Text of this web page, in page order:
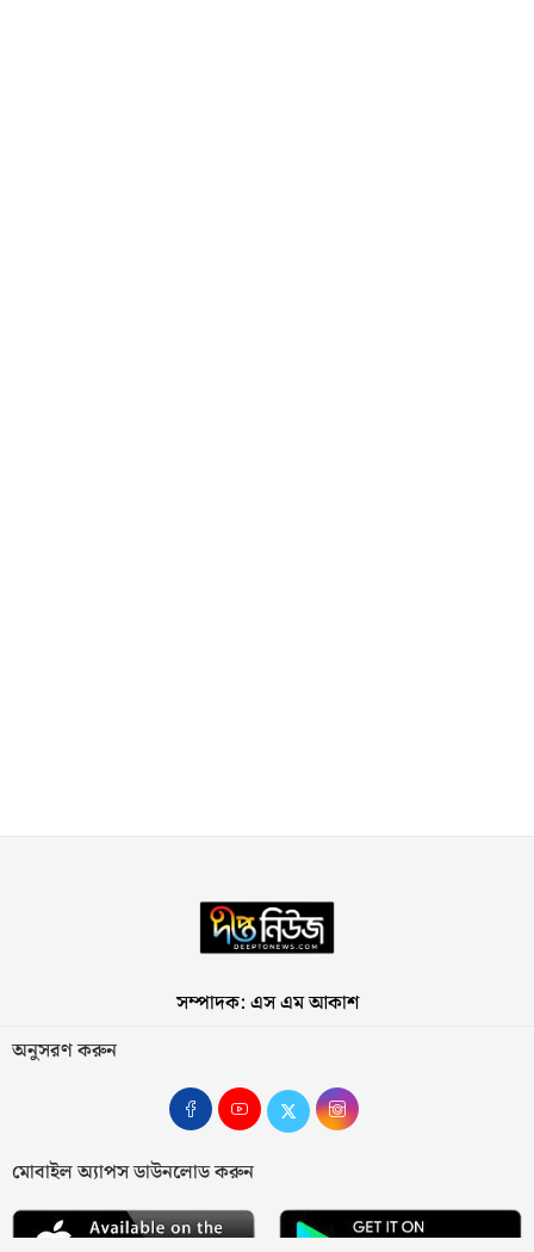
সম্পাদক: এস এম আকাশ
অনুসরণ করুন
মোবাইল অ্যাপস ডাউনলোড করুন